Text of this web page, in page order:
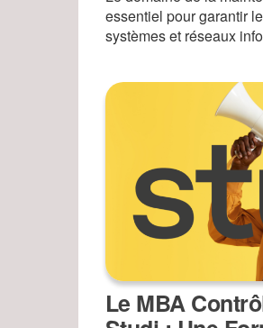
essentiel pour garantir
systèmes et réseaux
Le MBA